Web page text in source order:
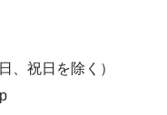
祝日を除く）